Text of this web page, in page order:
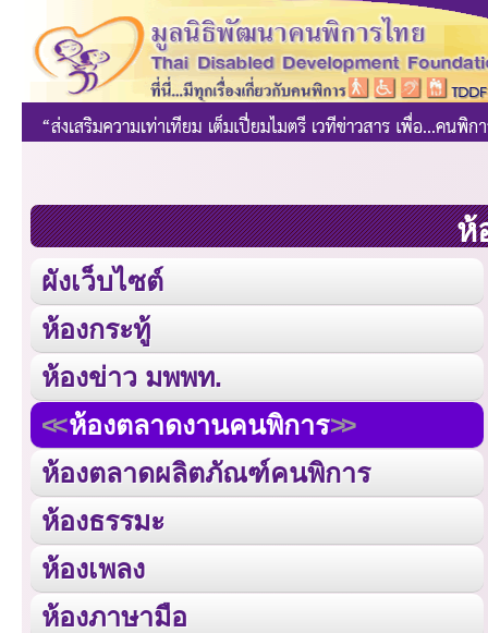
ห้
ผังเว็บไซต์
ห้องกระทู้
ห้องข่าว มพพท.
ห้องตลาดงานคนพิการ
ห้องตลาดผลิตภัณฑ์คนพิการ
ห้องธรรมะ
ห้องเพลง
ห้องภาษามือ